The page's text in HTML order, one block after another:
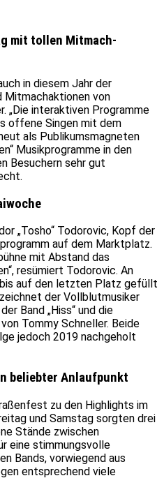
mit tollen Mitmach-
in diesem Jahr der
Mitmachaktionen von
„Die interaktiven Programme
offene Singen mit dem
als Publikumsmagneten
Musikprogramme in den
Besuchern sehr gut
„Tosho“ Todorovic, Kopf der
auf dem Marktplatz.
mit Abstand das
resümiert Todorovic. An
auf den letzten Platz gefüllt
der Vollblutmusiker
Band „Hiss“ und die
Tommy Schneller. Beide
jedoch 2019 nachgeholt
beliebter Anlaufpunkt
zu den Highlights im
und Samstag sorgten drei
Stände zwischen
eine stimmungsvolle
Bands, vorwiegend aus
entsprechend viele